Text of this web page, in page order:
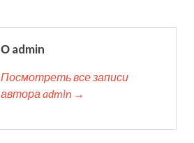
О admin
Посмотреть все записи
автора admin →